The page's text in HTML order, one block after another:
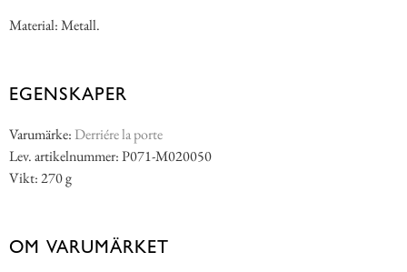
Material: Metall.
EGENSKAPER
Varumärke: Derriére la porte
Lev. artikelnummer: P071-M020050
Vikt: 270 g
OM VARUMÄRKET